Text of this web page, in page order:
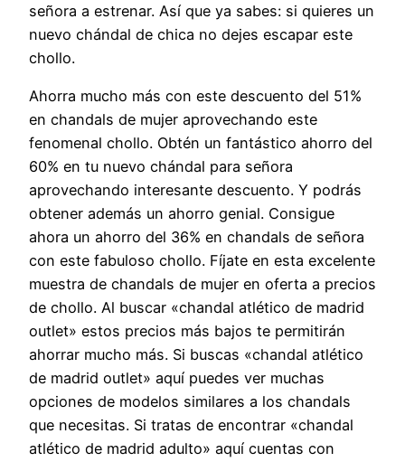
señora a estrenar. Así que ya sabes: si quieres un
nuevo chándal de chica no dejes escapar este
chollo.
Ahorra mucho más con este descuento del 51%
en chandals de mujer aprovechando este
fenomenal chollo. Obtén un fantástico ahorro del
60% en tu nuevo chándal para señora
aprovechando interesante descuento. Y podrás
obtener además un ahorro genial. Consigue
ahora un ahorro del 36% en chandals de señora
con este fabuloso chollo. Fíjate en esta excelente
muestra de chandals de mujer en oferta a precios
de chollo. Al buscar «chandal atlético de madrid
outlet» estos precios más bajos te permitirán
ahorrar mucho más. Si buscas «chandal atlético
de madrid outlet» aquí puedes ver muchas
opciones de modelos similares a los chandals
que necesitas. Si tratas de encontrar «chandal
atlético de madrid adulto» aquí cuentas con